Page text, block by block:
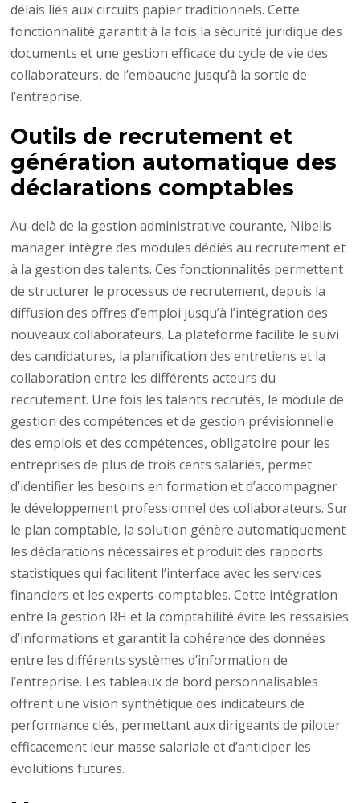
délais liés aux circuits papier traditionnels. Cette
fonctionnalité garantit à la fois la sécurité juridique des
documents et une gestion efficace du cycle de vie des
collaborateurs, de l’embauche jusqu’à la sortie de
l’entreprise.
Outils de recrutement et
génération automatique des
déclarations comptables
Au-delà de la gestion administrative courante, Nibelis
manager intègre des modules dédiés au recrutement et
à la gestion des talents. Ces fonctionnalités permettent
de structurer le processus de recrutement, depuis la
diffusion des offres d’emploi jusqu’à l’intégration des
nouveaux collaborateurs. La plateforme facilite le suivi
des candidatures, la planification des entretiens et la
collaboration entre les différents acteurs du
recrutement. Une fois les talents recrutés, le module de
gestion des compétences et de gestion prévisionnelle
des emplois et des compétences, obligatoire pour les
entreprises de plus de trois cents salariés, permet
d’identifier les besoins en formation et d’accompagner
le développement professionnel des collaborateurs. Sur
le plan comptable, la solution génère automatiquement
les déclarations nécessaires et produit des rapports
statistiques qui facilitent l’interface avec les services
financiers et les experts-comptables. Cette intégration
entre la gestion RH et la comptabilité évite les ressaisies
d’informations et garantit la cohérence des données
entre les différents systèmes d’information de
l’entreprise. Les tableaux de bord personnalisables
offrent une vision synthétique des indicateurs de
performance clés, permettant aux dirigeants de piloter
efficacement leur masse salariale et d’anticiper les
évolutions futures.